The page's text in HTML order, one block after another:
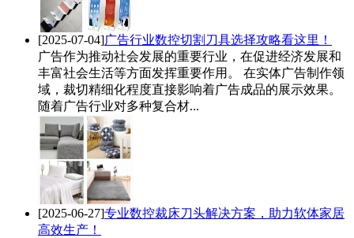
[2025-07-04]广告行业数控切割刀具选择攻略看这里！
广告作为推动社会发展的重要行业，在促进经济发展和
丰富社会生活等方面发挥重要作用。 在实体广告制作领
域，裁切精细化程度直接影响着广告成品的展示效果。
随着广告行业对多种复合材...
[2025-06-27]专业数控裁床刀头解决方案，助力软体家居
高效生产！